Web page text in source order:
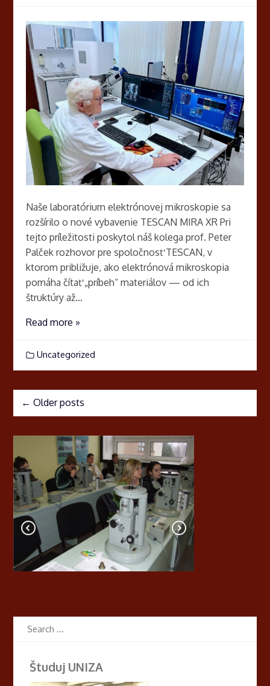
Naše laboratórium elektrónovej mikroskopie sa
rozšírilo o nové vybavenie TESCAN MIRA XR Pri
tejto príležitosti poskytol náš kolega prof. Peter
Palček rozhovor pre spoločnosť TESCAN, v
ktorom približuje, ako elektrónová mikroskopia
pomáha čítať „príbeh“ materiálov — od ich
štruktúry až...
Read more »
Uncategorized
← Older posts
Študuj UNIZA